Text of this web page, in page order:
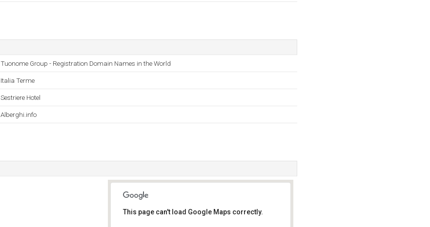
Tuonome Group - Registration Domain Names in the World
Italia Terme
Sestriere Hotel
Alberghi.info
This page can't load Google Maps correctly.